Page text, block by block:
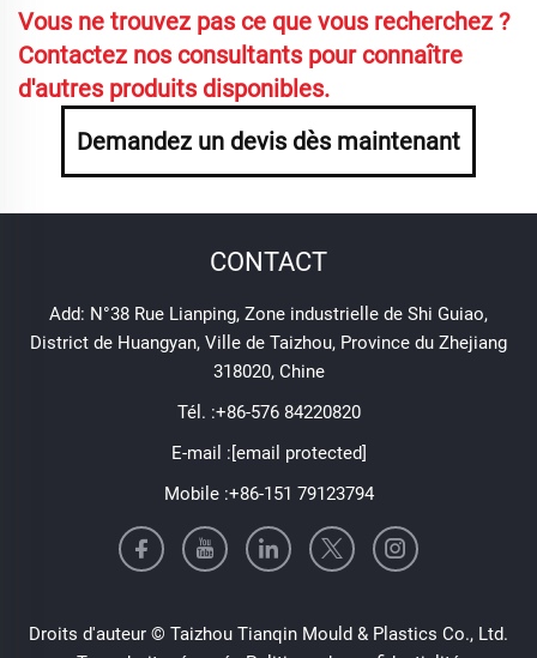
Vous ne trouvez pas ce que vous recherchez ?
Contactez nos consultants pour connaître
d'autres produits disponibles.
Demandez un devis dès maintenant
CONTACT
Add: N°38 Rue Lianping, Zone industrielle de Shi Guiao,
District de Huangyan, Ville de Taizhou, Province du Zhejiang
318020, Chine
Tél. :+86-576 84220820
E-mail :[email protected]
Mobile :+86-151 79123794
Droits d'auteur © Taizhou Tianqin Mould & Plastics Co., Ltd.